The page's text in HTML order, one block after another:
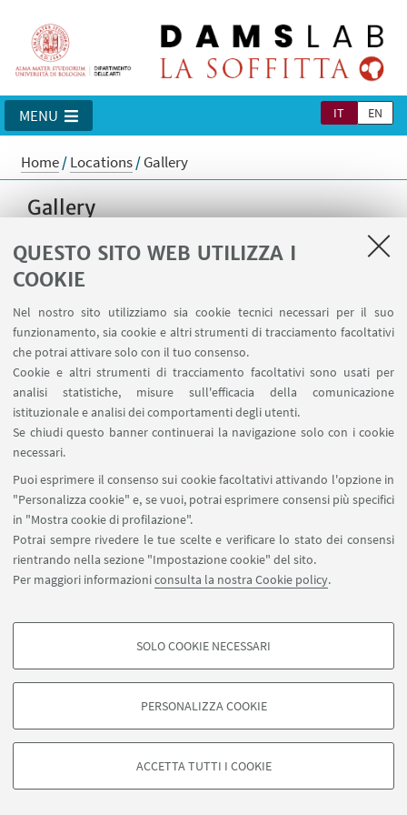
QUESTO SITO WEB UTILIZZA I
COOKIE
Nel nostro sito utilizziamo sia cookie tecnici necessari per il suo
funzionamento, sia cookie e altri strumenti di tracciamento facoltativi
che potrai attivare solo con il tuo consenso.
Cookie e altri strumenti di tracciamento facoltativi sono usati per
analisi statistiche, misure sull'efficacia della comunicazione
istituzionale e analisi dei comportamenti degli utenti.
Se chiudi questo banner continuerai la navigazione solo con i cookie
necessari.
Puoi esprimere il consenso sui cookie facoltativi attivando l'opzione in
"Personalizza cookie" e, se vuoi, potrai esprimere consensi più specifici
in "Mostra cookie di profilazione".
Potrai sempre rivedere le tue scelte e verificare lo stato dei consensi
rientrando nella sezione "Impostazione cookie" del sito.
Per maggiori informazioniconsulta la nostra Cookie policy.
COOKIE DI PROFILAZIONE - FACOLTATIVI
degli utenti, creare profili in base al loro comportamento sul sito, per analisi
di marketing.
Google/Youtube Video
SOLO COOKIE NECESSARI
PERSONALIZZA COOKIE
ACCETTA TUTTI I COOKIE
IT EN
MENU
Home/Locations/Gallery
Gallery
Seguici su:
©Copyright 2026 - ALMA MATER STUDIORUM - Università di
Privacy- Note legali-Impostazioni Cookie